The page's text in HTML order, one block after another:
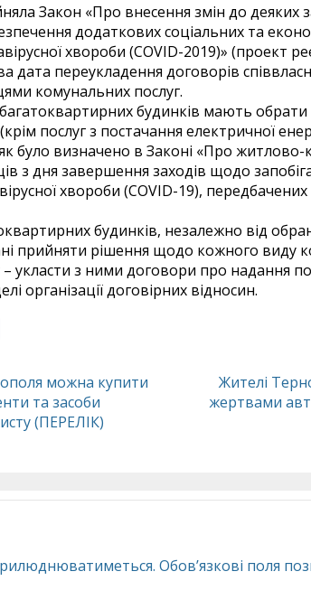
Закон «Про внесення змін до деяких
додаткових соціальних та
хвороби (COVID-2019)» (проект
дата переукладення договорів
комунальних послуг.
будинків мають
послуг з постачання електричної
було визначено в Законі «Про житлово-
з дня завершення заходів щодо
хвороби (COVID-19),
будинків, незалежно від
прийняти рішення щодо кожного виду
укласти з ними договори про надання
організації договірних відносин.
можна купити
та засоби
(ПЕРЕЛІК)
Жителі
жертвами
Обов’язкові поля